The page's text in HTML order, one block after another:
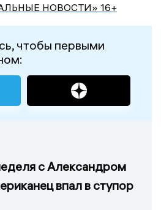
НОВОСТИ» 16+
чтобы первыми
с Александром
впал в ступор